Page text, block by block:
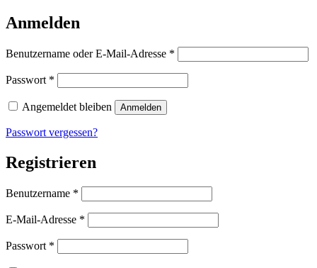
Anmelden
Benutzername oder E-Mail-Adresse *
Passwort *
Angemeldet bleiben Anmelden
Passwort vergessen?
Registrieren
Benutzername *
E-Mail-Adresse *
Passwort *